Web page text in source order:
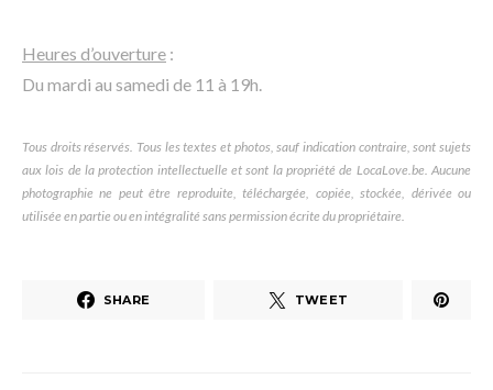
Heures d’ouverture :
Du mardi au samedi de 11 à 19h.
Tous droits réservés. Tous les textes et photos, sauf indication contraire, sont sujets
aux lois de la protection intellectuelle et sont la propriété de LocaLove.be. Aucune
photographie ne peut être reproduite, téléchargée, copiée, stockée, dérivée ou
utilisée en partie ou en intégralité sans permission écrite du propriétaire.
SHARE TWEET